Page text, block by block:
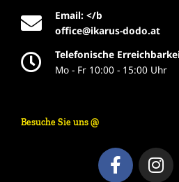
Email: </b
office@ikarus-dodo.at
Telefonische
Mo - Fr 10:00 - 15:00 Uhr
Besuche Sie uns @
F
a
I
n